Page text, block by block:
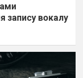
запису вокалу